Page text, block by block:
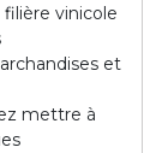
vinicole
et
mettre à